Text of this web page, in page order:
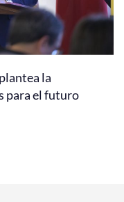
la
para el futuro